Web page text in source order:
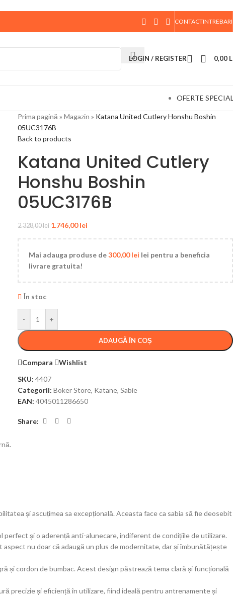
in data de 10 August, la ora 15:00, vor fi expediate. Va
CONTACTINTREBARI
LOGIN / REGISTER 0,00
OFERTE
Prima pagină » Magazin » Katana United Cutlery Honshu Boshin
05UC3176B
Back to products
Katana United Cutlery
Honshu Boshin
05UC3176B
2.328,00lei 1.746,00lei
Mai adauga produse de300,00lei lei pentru a beneficia
livrare gratuita!
În stoc
- +
ADAUGĂ ÎN COȘ
Compara
Wishlist
SKU: 4407
Categorii: Boker Store, Katane, Sabie
EAN: 4045011286650
Share:
și ascuțimea sa excepțională. Aceasta face ca sabia să fie deosebit
și o aderență anti-alunecare, indiferent de condițiile de utilizare.
nu doar că adaugă un plus de modernitate, dar și îmbunătățește
și cordon de bumbac. Acest design păstrează tema clară și funcțională
precizie și eficiență în utilizare, fiind ideală pentru antrenamente și